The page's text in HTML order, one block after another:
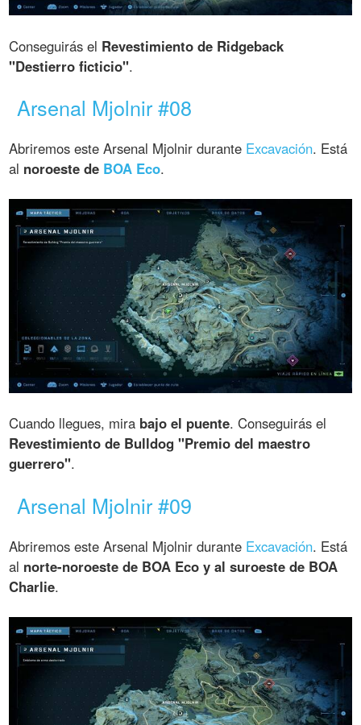
Conseguirás el Revestimiento de Ridgeback
"Destierro ficticio".
Arsenal Mjolnir #08
Abriremos este Arsenal Mjolnir durante Excavación. Está
al noroeste de BOA Eco.
Cuando llegues, mira bajo el puente. Conseguirás el
Revestimiento de Bulldog "Premio del maestro
guerrero".
Arsenal Mjolnir #09
Abriremos este Arsenal Mjolnir durante Excavación. Está
al norte-noroeste de BOA Eco y al suroeste de BOA
Charlie.